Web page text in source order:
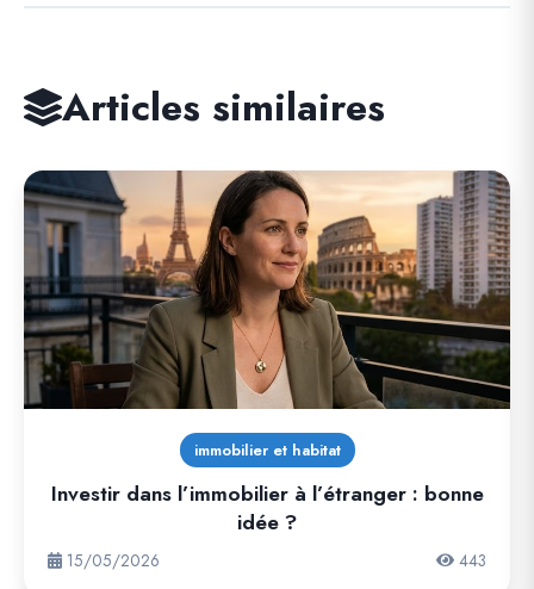
Articles similaires
immobilier et habitat
Investir dans l’immobilier à l’étranger : bonne
idée ?
15/05/2026 443